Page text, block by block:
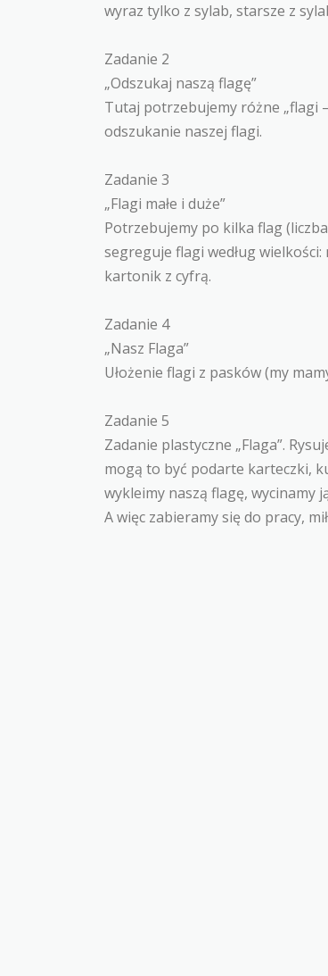
wyraz tylko z sylab, starsze z
Zadanie 2
„Odszukaj naszą flagę”
Tutaj potrzebujemy różne „flagi
odszukanie naszej flagi.
Zadanie 3
„Flagi małe i duże”
Potrzebujemy po kilka flag
segreguje flagi według
kartonik z cyfrą.
Zadanie 4
„Nasz Flaga”
Ułożenie flagi z pasków (my
Zadanie 5
Zadanie plastyczne „Flaga”.
mogą to być podarte karteczki,
wykleimy naszą flagę, wycinamy
A więc zabieramy się do pracy,